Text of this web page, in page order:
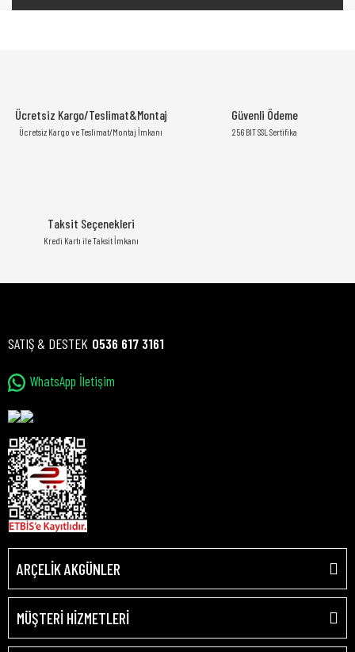
Ücretsiz Kargo/Teslimat&Montaj
Ücretsiz Kargo ve Teslimat/Montaj İmkanı
Güvenli Ödeme
256 BIT SSL Sertifika
Taksit Seçenekleri
Kredi Kartı ile Taksit İmkanı
SATIŞ & DESTEK 0536 617 3161
WhatsApp İletişim
ARÇELİK AKGÜNLER
MÜŞTERİ HİZMETLERİ